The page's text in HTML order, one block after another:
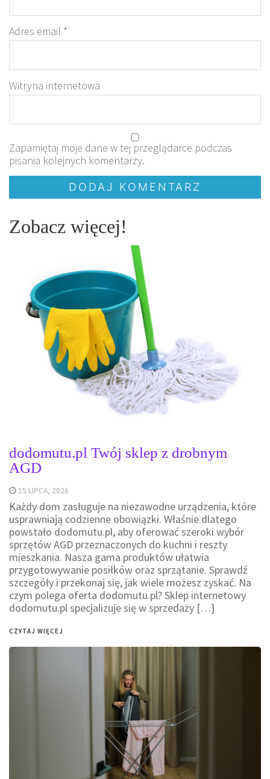
Adres email *
Witryna internetowa
Zapamiętaj moje dane w tej przeglądarce podczas
pisania kolejnych komentarzy.
Zobacz więcej!
dodomutu.pl Twój sklep z drobnym
AGD
15 LIPCA, 2026
Każdy dom zasługuje na niezawodne urządzenia, które
usprawniają codzienne obowiązki. Właśnie dlatego
powstało dodomutu.pl, aby oferować szeroki wybór
sprzętów AGD przeznaczonych do kuchni i reszty
mieszkania. Nasza gama produktów ułatwia
przygotowywanie posiłków oraz sprzątanie. Sprawdź
szczegóły i przekonaj się, jak wiele możesz zyskać. Na
czym polega oferta dodomutu.pl? Sklep internetowy
dodomutu.pl specjalizuje się w sprzedaży […]
CZYTAJ WIĘCEJ